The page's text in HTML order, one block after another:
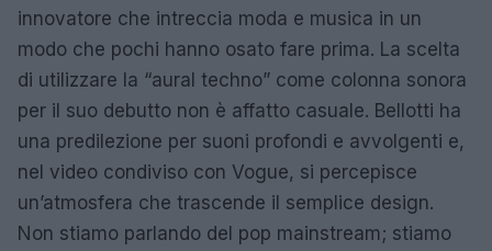
innovatore che intreccia moda e musica in un
modo che pochi hanno osato fare prima. La scelta
di utilizzare la “aural techno” come colonna sonora
per il suo debutto non è affatto casuale. Bellotti ha
una predilezione per suoni profondi e avvolgenti e,
nel video condiviso con Vogue, si percepisce
un’atmosfera che trascende il semplice design.
Non stiamo parlando del pop mainstream; stiamo